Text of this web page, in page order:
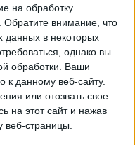
на обработку
Обратите внимание, что
данных в некоторых
однако вы
обработки. Ваши
к данному веб-сайту.
или отозвать свое
на этот сайт и нажав
веб-страницы.